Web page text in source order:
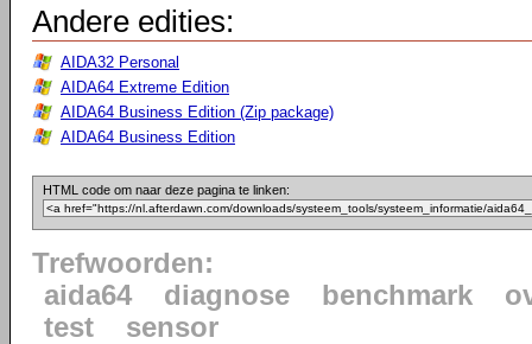
Andere edities:
AIDA32 Personal
AIDA64 Extreme Edition
AIDA64 Business Edition (Zip package)
AIDA64 Business Edition
HTML code om naar deze pagina te linken:
Trefwoorden:
aida64
diagnose benchmark
test
sensor